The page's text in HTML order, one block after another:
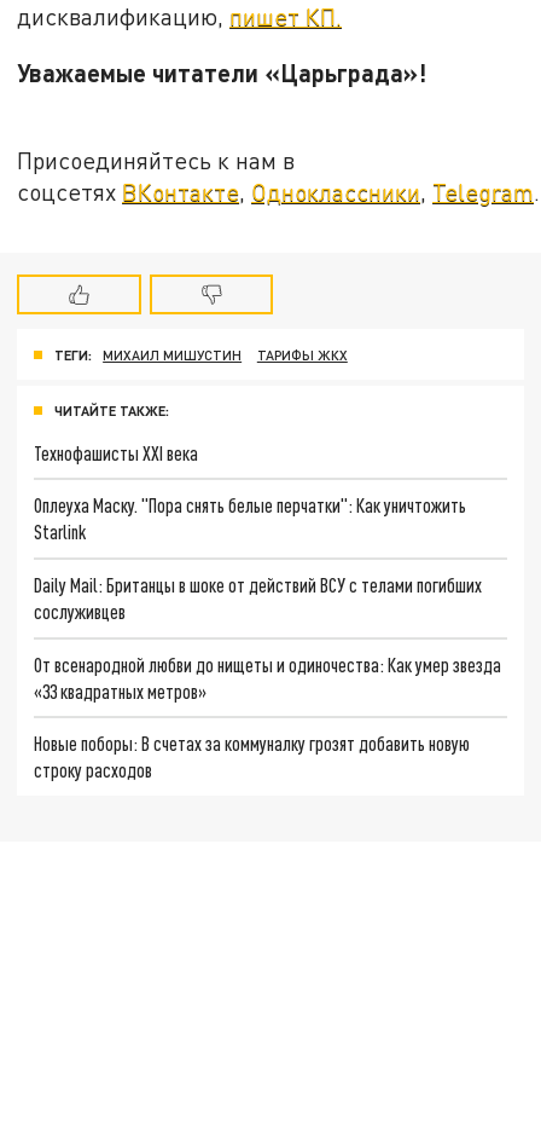
дисквалификацию, пишет КП.
Уважаемые читатели «Царьграда»!
Присоединяйтесь к нам в
соцсетях ВКонтакте, Одноклассники, Telegram.
ТЕГИ: МИХАИЛ МИШУСТИН ТАРИФЫ ЖКХ
ЧИТАЙТЕ ТАКЖЕ:
Технофашисты XXI века
Оплеуха Маску. "Пора снять белые перчатки": Как уничтожить
Starlink
Daily Mail: Британцы в шоке от действий ВСУ с телами погибших
сослуживцев
От всенародной любви до нищеты и одиночества: Как умер звезда
«33 квадратных метров»
Новые поборы: В счетах за коммуналку грозят добавить новую
строку расходов